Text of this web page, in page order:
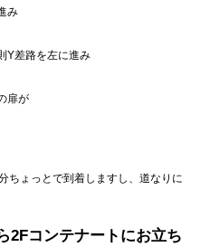
み
Y差路を左に進み
扉が
ちょっとで到着しますし、道なりに
2Fコンテナートにお立ち